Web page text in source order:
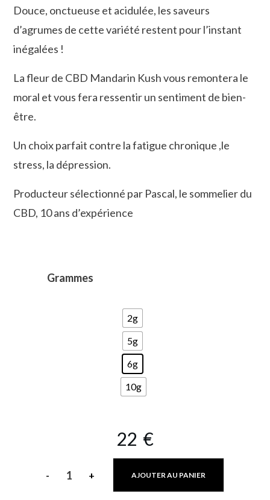
Douce, onctueuse et acidulée, les saveurs
d’agrumes de cette variété restent pour l’instant
inégalées !
La fleur de CBD Mandarin Kush vous remontera le
moral et vous fera ressentir un sentiment de bien-
être.
Un choix parfait contre la fatigue chronique ,le
stress, la dépression.
Producteur sélectionné par Pascal, le sommelier du
CBD, 10 ans d’expérience
Grammes
2g
5g
6g
10g
22 €
-
quantité
+ AJOUTER AU PANIER